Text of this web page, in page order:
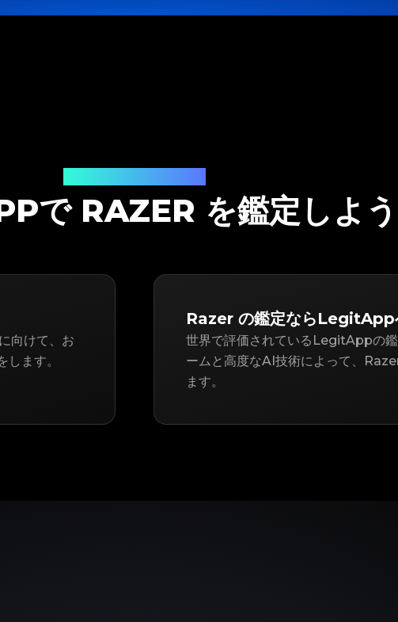
で RAZER を鑑定しよう
向けて、お
ます。
Razer の鑑定ならLegitApp
世界で評価されているLegitAppの
ームと高度なAI技術によって、
ます。